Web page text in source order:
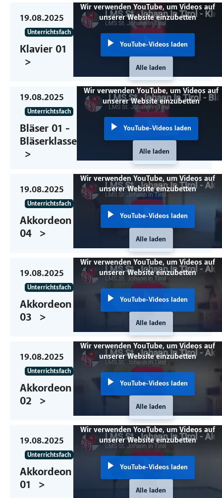
19.08.2025
Unterrichtsfach
Klavier 01
Wir verwenden YouTube, um Videos auf
unserer Website einzubetten
YouTube-Videos laden
Alle laden
19.08.2025
Unterrichtsfach
Bläser 01 -
Bläserklasse
Wir verwenden YouTube, um Videos auf
unserer Website einzubetten
YouTube-Videos laden
Alle laden
19.08.2025
Unterrichtsfach
Akkordeon
04
Wir verwenden YouTube, um Videos auf
unserer Website einzubetten
YouTube-Videos laden
Alle laden
19.08.2025
Unterrichtsfach
Akkordeon
03
Wir verwenden YouTube, um Videos auf
unserer Website einzubetten
YouTube-Videos laden
Alle laden
19.08.2025
Unterrichtsfach
Akkordeon
02
Wir verwenden YouTube, um Videos auf
unserer Website einzubetten
YouTube-Videos laden
Alle laden
19.08.2025
Unterrichtsfach
Akkordeon
01
Wir verwenden YouTube, um Videos auf
unserer Website einzubetten
YouTube-Videos laden
Alle laden